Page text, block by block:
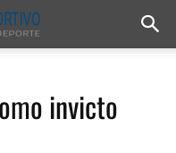
invicto